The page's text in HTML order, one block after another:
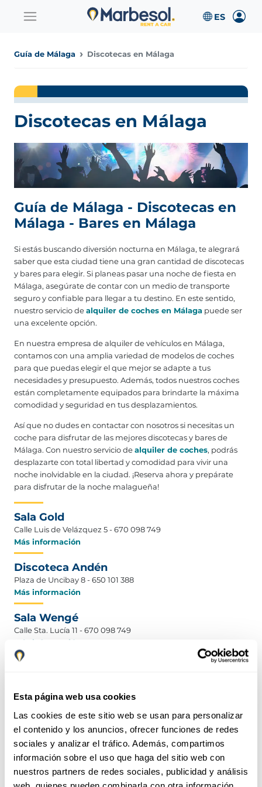
Esta página web usa cookies
Las cookies de este sitio web se usan para personalizar
el contenido y los anuncios, ofrecer funciones de redes
sociales y analizar el tráfico. Además, compartimos
información sobre el uso que haga del sitio web con
nuestros partners de redes sociales, publicidad y análisis
Guía de Málaga Discotecas en Málaga
Discotecas en Málaga
Guía de Málaga - Discotecas en
Málaga - Bares en Málaga
Si estás buscando diversión nocturna en Málaga, te alegrará
saber que esta ciudad tiene una gran cantidad de discotecas
y bares para elegir. Si planeas pasar una noche de fiesta en
Málaga, asegúrate de contar con un medio de transporte
seguro y confiable para llegar a tu destino. En este sentido,
nuestro servicio dealquiler de coches en Málagapuede ser
una excelente opción.
En nuestra empresa de alquiler de vehículos en Málaga,
contamos con una amplia variedad de modelos de coches
para que puedas elegir el que mejor se adapte a tus
necesidades y presupuesto. Además, todos nuestros coches
están completamente equipados para brindarte la máxima
comodidad y seguridad en tus desplazamientos.
Así que no dudes en contactar con nosotros si necesitas un
coche para disfrutar de las mejores discotecas y bares de
Málaga. Con nuestro servicio dealquiler de coches, podrás
desplazarte con total libertad y comodidad para vivir una
noche inolvidable en la ciudad. ¡Reserva ahora y prepárate
para disfrutar de la noche malagueña!
Sala Gold
Calle Luis de Velázquez 5 - 670 098 749
Más información
Discoteca Andén
Plaza de Uncibay 8 - 650 101 388
Más información
Sala Wengé
Calle Sta. Lucía 11 - 670 098 749
Más información
Más información
Sala Spectra
Plaza de San Francisco 8
Más información
Malafama
Pje. Mitjana 1 - 652 795 060